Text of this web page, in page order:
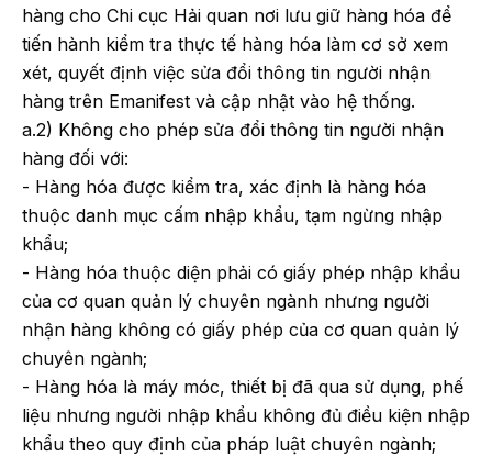
hàng cho Chi cục Hải quan nơi lưu giữ hàng hóa để
tiến hành kiểm tra thực tế hàng hóa làm cơ sở xem
xét, quyết định việc sửa đổi thông tin người nhận
hàng trên Emanifest và cập nhật vào hệ thống.
a.2) Không cho phép sửa đổi thông tin người nhận
hàng đối với:
- Hàng hóa được kiểm tra, xác định là hàng hóa
thuộc danh mục cấm nhập khẩu, tạm ngừng nhập
khẩu;
- Hàng hóa thuộc diện phải có giấy phép nhập khẩu
của cơ quan quản lý chuyên ngành nhưng người
nhận hàng không có giấy phép của cơ quan quản lý
chuyên ngành;
- Hàng hóa là máy móc, thiết bị đã qua sử dụng, phế
liệu nhưng người nhập khẩu không đủ điều kiện nhập
khẩu theo quy định của pháp luật chuyên ngành;